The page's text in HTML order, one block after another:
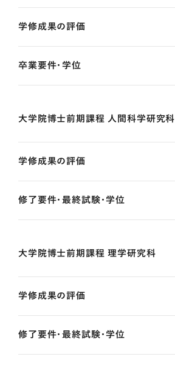
学修成果の評価
卒業要件・学位
大学院博士前期課程 人間科学研究科
学修成果の評価
修了要件・最終試験・学位
大学院博士前期課程 理学研究科
学修成果の評価
修了要件・最終試験・学位